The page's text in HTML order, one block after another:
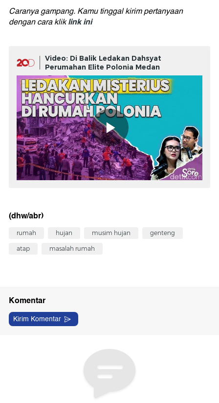
Caranya gampang. Kamu tinggal kirim pertanyaan
dengan cara kliklink ini
Video: Di Balik Ledakan Dahsyat
Perumahan Elite Polonia Medan
(dhw/abr)
rumah hujan musim hujan genteng
atap masalah rumah